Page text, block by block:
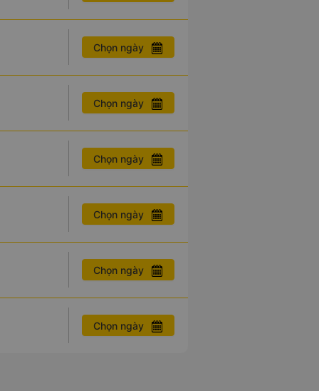
Chọn ngày
Chọn ngày
Chọn ngày
Chọn ngày
Chọn ngày
Chọn ngày